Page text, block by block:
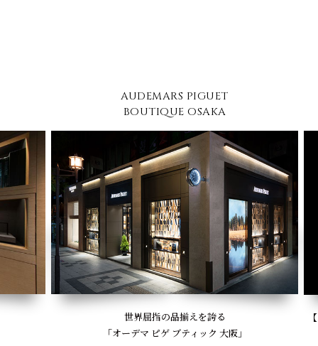
AUDEMARS PIGUET
BOUTIQUE OSAKA
世界屈指の品揃えを誇る
「オーデマ ピゲ ブティック 大阪」
【